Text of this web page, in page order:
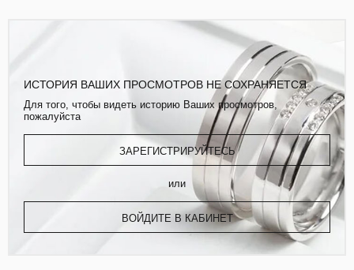
ИСТОРИЯ ВАШИХ ПРОСМОТРОВ НЕ СОХРАНЯЕТСЯ
Для того, чтобы видеть историю Ваших просмотров,
пожалуйста
ЗАРЕГИСТРИРУЙТЕСЬ
или
ВОЙДИТЕ В КАБИНЕТ